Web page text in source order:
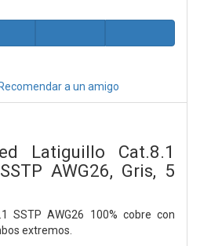
Recomendar a un amigo
Latiguillo Cat.8.1
AWG26, Gris, 5
SSTP AWG26 100% cobre con
extremos.